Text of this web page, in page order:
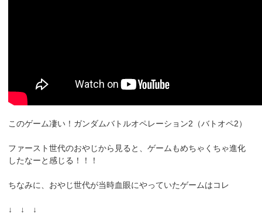
このゲーム凄い！ガンダムバトルオペレーション2（バトオペ2）
ファースト世代のおやじから見ると、ゲームもめちゃくちゃ進化
したなーと感じる！！！
ちなみに、おやじ世代が当時血眼にやっていたゲームはコレ
↓ ↓ ↓